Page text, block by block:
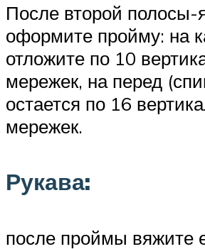
После второй полосы-
оформите пройму: на
отложите по 10
мережек, на перед
остается по 16
мережек.
Рукава:
после проймы вяжите